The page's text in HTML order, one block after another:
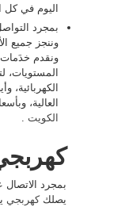
اليوم في
بمجرد
وننجز جميع
ونقدم خدَمات
المستويات،
الكهربائية،
العالية،
الكويت
بمجرد
يصلككهربجي